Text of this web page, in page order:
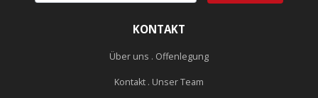
KONTAKT
Über uns . Offenlegung
Kontakt . Unser Team